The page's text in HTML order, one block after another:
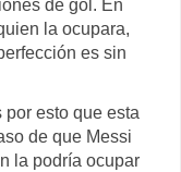
de gol. En
la ocupara,
es sin
esto que esta
de que Messi
la podría ocupar